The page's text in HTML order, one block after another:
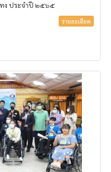
ง ประจำปี ๒๕๖๕
รายละเอียด